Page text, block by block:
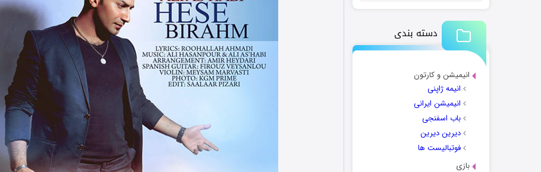
دسته بندی
انیمیشن و کارتون
انیمه ژاپنی
انیمیشن ایرانی
باب اسفنجی
دیرین دیرین
فوتبالیست ها
بازی